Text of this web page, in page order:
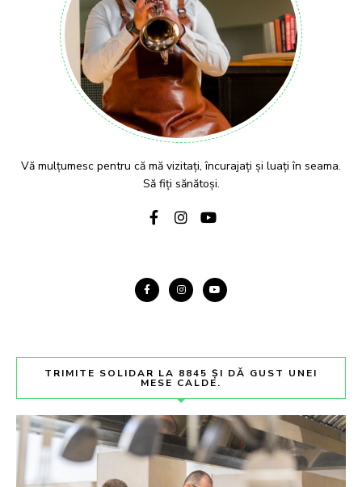
Vă mulțumesc pentru că mă vizitați, încurajați și luați în seama.
Să fiți sănătoși.
TRIMITE SOLIDAR LA 8845 ȘI DĂ GUST UNEI
MESE CALDE.